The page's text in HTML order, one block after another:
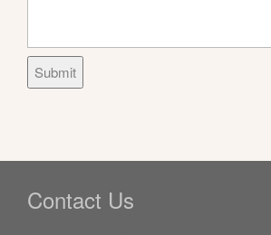
Submit
Contact Us